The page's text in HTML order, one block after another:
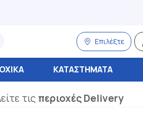
Επιλέξτε
ΚΑΤΑΣΤΉΜΑΤΑ
τις περιοχές Delivery